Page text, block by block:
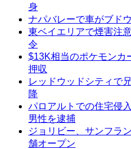
身
ナパバレーで車がブド
東ベイエリアで煙害注
令
$13K相当のポケモンカ
押収
レッドウッドシティで
降
パロアルトでの住宅侵
男性を逮捕
ジョリビー、サンフラ
舗オープン